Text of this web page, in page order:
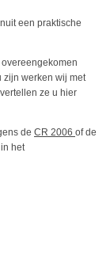
een praktische
zijn werken wij met
ze u hier
de CR 2006 of de
het